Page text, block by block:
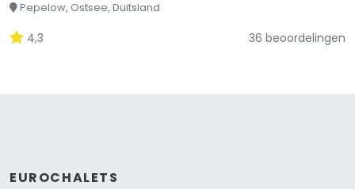
Pepelow, Ostsee, Duitsland
4,3 36 beoordelingen
EUROCHALETS